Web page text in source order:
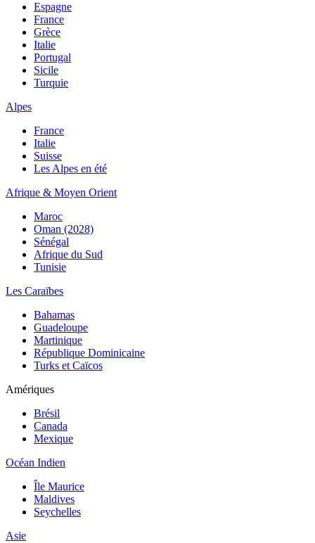
Espagne
France
Grèce
Italie
Portugal
Sicile
Turquie
Alpes
France
Italie
Suisse
Les Alpes en été
Afrique & Moyen Orient
Maroc
Oman (2028)
Sénégal
Afrique du Sud
Tunisie
Les Caraïbes
Bahamas
Guadeloupe
Martinique
République Dominicaine
Turks et Caïcos
Amériques
Brésil
Canada
Mexique
Océan Indien
Île Maurice
Maldives
Seychelles
Asie